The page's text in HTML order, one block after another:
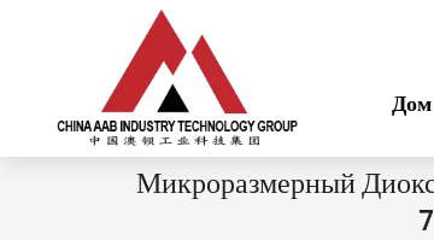
Дом
Микроразмерный